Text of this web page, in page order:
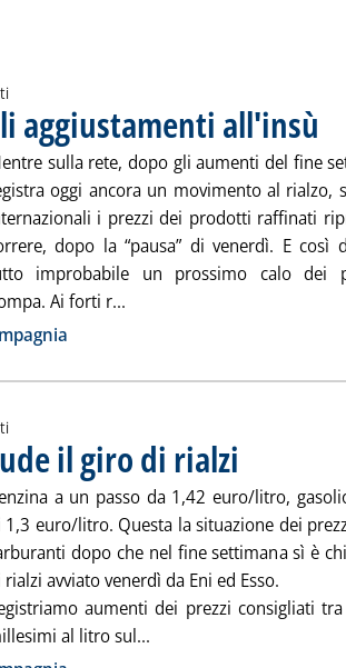
aggiustamenti all'insù .
sulla rete, dopo gli aumenti del fine
oggi ancora un movimento al rialzo,
i prezzi dei prodotti raffinati
dopo la “pausa” di venerdì. E così
improbabile un prossimo calo dei
Ai forti r...
il giro di rialzi
a un passo da 1,42 euro/litro,
1,3 euro/litro. Questa la situazione dei
dopo che nel fine settimana sì è
rialzi avviato venerdì da Eni ed Esso.
aumenti dei prezzi consigliati
al litro sul... Leggi tutta la notizia: